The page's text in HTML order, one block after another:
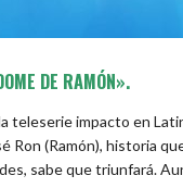
DE RAMÓN».
teleserie impacto en
Ron (Ramón), historia
sabe que triunfará.